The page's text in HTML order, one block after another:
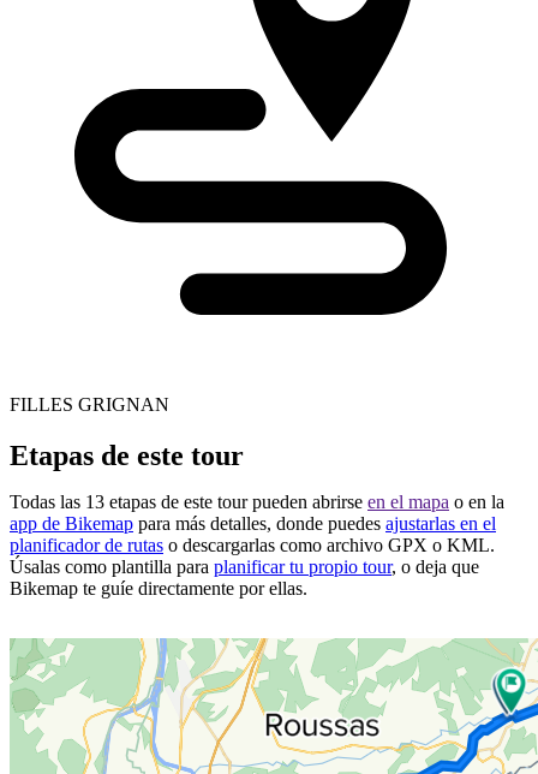
FILLES GRIGNAN
Etapas de este tour
Todas las 13 etapas de este tour pueden abrirse en el mapa o en la
app de Bikemap para más detalles, donde puedes ajustarlas en el
planificador de rutas o descargarlas como archivo GPX o KML.
Úsalas como plantilla para planificar tu propio tour, o deja que
Bikemap te guíe directamente por ellas.